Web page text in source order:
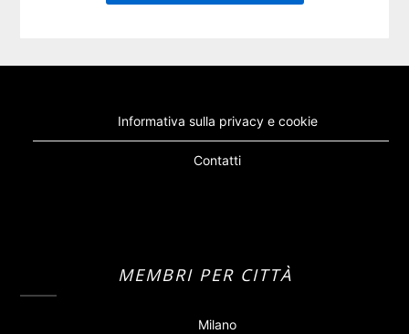
Informativa sulla privacy e cookie
Contatti
MEMBRI PER CITTÀ
Milano